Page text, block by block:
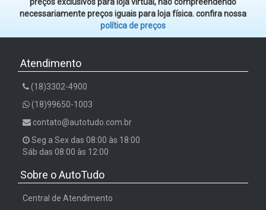
necessariamente preços iguais para loja física. confira nossa
política de preços
Atendimento
(18)3302-4900
(18)99650-1003
contato@autotudo.com.br
Seg a Sex das 08:00 às 18:00
Sáb das 08:00 às 12:00
Sobre o AutoTudo
Central de Atendimento